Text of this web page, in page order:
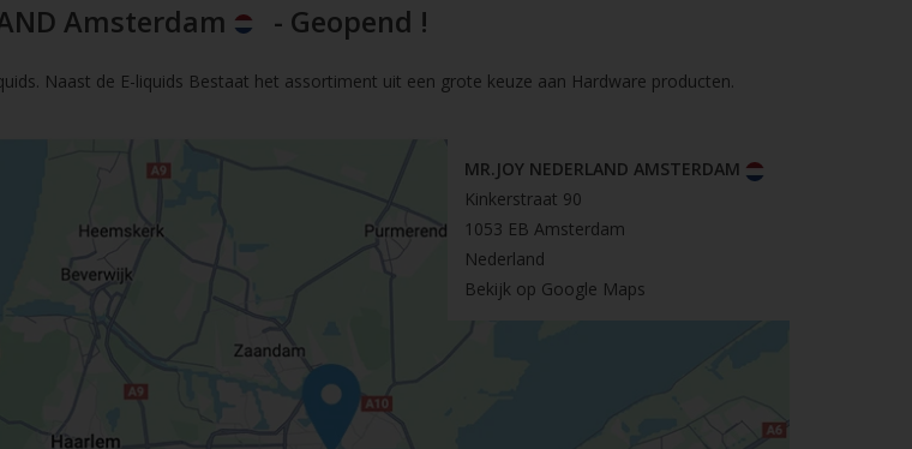
Amsterdam - Geopend !
Naast de E-liquids Bestaat het assortiment uit een grote keuze aan Hardware producten.
MR.JOY NEDERLAND AMSTERDAM
Kinkerstraat 90
1053 EB Amsterdam
Nederland
Bekijk op Google Maps